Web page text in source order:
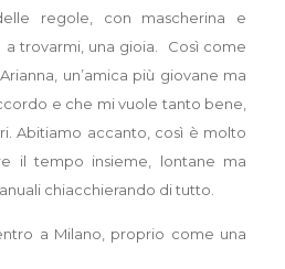
regole, con mascherina e
a trovarmi, una gioia. Così come
un’amica più giovane ma
e che mi vuole tanto bene,
Abitiamo accanto, così è molto
il tempo insieme, lontane ma
chiacchierando di tutto.
a Milano, proprio come una